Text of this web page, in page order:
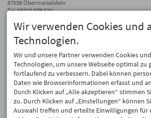
87538 Obermaiselstein
Tel.08322 978 520
info@wannenkopfhuette.de
Auf dem Laufenden bleiben
Wir geben Deine E-Mail-Adresse nicht weiter. Wir mögen
Versprochen! Eine Abmeldung ist jederzeit möglich.
Anmelden
Wir verwenden Cookies und
Technologien.
Wir und unsere Partner verwenden Cookies
Technologien, um unsere Webseite optimal zu
fortlaufend zu verbessern. Dabei können
Daten wie Browserinformationen erfasst und
Durch Klicken auf „Alle akzeptieren“ stimmen
zu. Durch Klicken auf „Einstellungen“ können
Auswahl treffen und erteilte Einwilligungen für